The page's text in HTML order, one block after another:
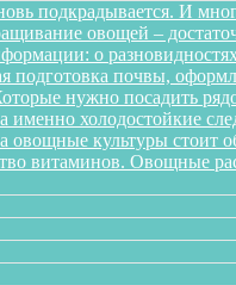
подкрадывается. И
овощей –
о
почвы,
нужно посадить
холодостойкие
овощные культуры стоит
витаминов. Овощные